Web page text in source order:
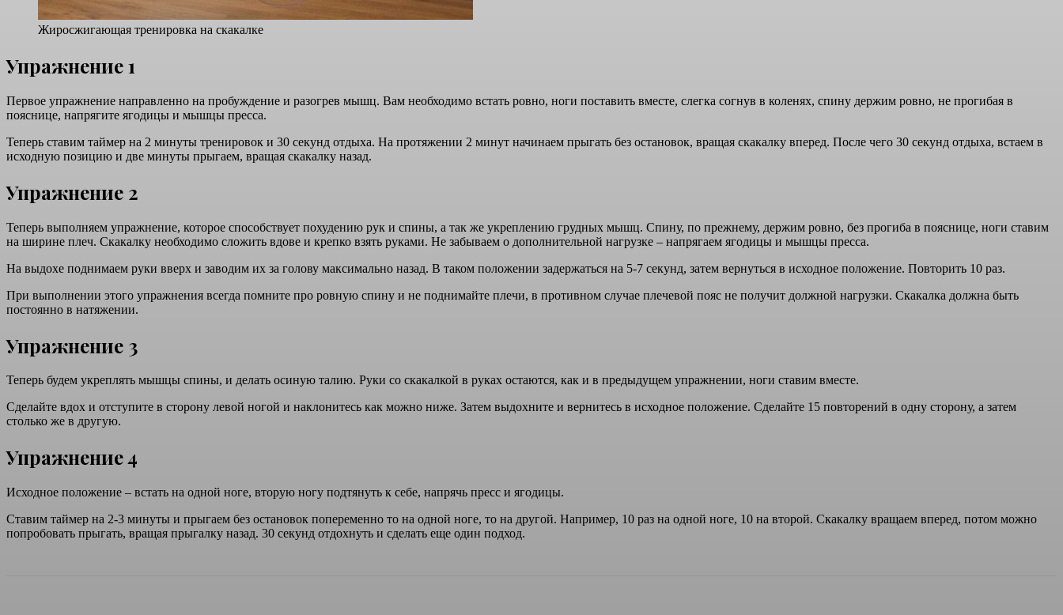
Жиросжигающая тренировка на скакалке
Упражнение 1
Первое упражнение направленно на пробуждение и разогрев мышц. Вам необходимо встать ровно, ноги поставить вместе, слегка согнув в коленях, спину держим ровно, не прогибая в
пояснице, напрягите ягодицы и мышцы пресса.
Теперь ставим таймер на 2 минуты тренировок и 30 секунд отдыха. На протяжении 2 минут начинаем прыгать без остановок, вращая скакалку вперед. После чего 30 секунд отдыха, встаем в
исходную позицию и две минуты прыгаем, вращая скакалку назад.
Упражнение 2
Теперь выполняем упражнение, которое способствует похудению рук и спины, а так же укреплению грудных мышц. Спину, по прежнему, держим ровно, без прогиба в пояснице, ноги ставим
на ширине плеч. Скакалку необходимо сложить вдове и крепко взять руками. Не забываем о дополнительной нагрузке – напрягаем ягодицы и мышцы пресса.
На выдохе поднимаем руки вверх и заводим их за голову максимально назад. В таком положении задержаться на 5-7 секунд, затем вернуться в исходное положение. Повторить 10 раз.
При выполнении этого упражнения всегда помните про ровную спину и не поднимайте плечи, в противном случае плечевой пояс не получит должной нагрузки. Скакалка должна быть
постоянно в натяжении.
Упражнение 3
Теперь будем укреплять мышцы спины, и делать осиную талию. Руки со скакалкой в руках остаются, как и в предыдущем упражнении, ноги ставим вместе.
Сделайте вдох и отступите в сторону левой ногой и наклонитесь как можно ниже. Затем выдохните и вернитесь в исходное положение. Сделайте 15 повторений в одну сторону, а затем
столько же в другую.
Упражнение 4
Исходное положение – встать на одной ноге, вторую ногу подтянуть к себе, напрячь пресс и ягодицы.
Ставим таймер на 2-3 минуты и прыгаем без остановок попеременно то на одной ноге, то на другой. Например, 10 раз на одной ноге, 10 на второй. Скакалку вращаем вперед, потом можно
попробовать прыгать, вращая прыгалку назад. 30 секунд отдохнуть и сделать еще один подход.